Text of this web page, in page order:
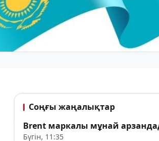
Соңғы жаңалықтар
Brent маркалы мұнай
Бүгін, 11:35